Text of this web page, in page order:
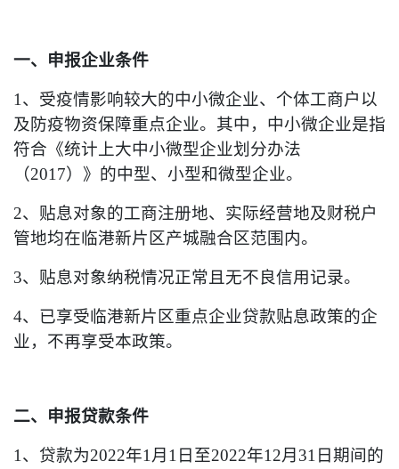
一、申报企业条件
1、受疫情影响较大的中小微企业、个体工商户以
及防疫物资保障重点企业。其中，中小微企业是指
符合《统计上大中小微型企业划分办法
（2017）》的中型、小型和微型企业。
2、贴息对象的工商注册地、实际经营地及财税户
管地均在临港新片区产城融合区范围内。
3、贴息对象纳税情况正常且无不良信用记录。
4、已享受临港新片区重点企业贷款贴息政策的企
业，不再享受本政策。
二、申报贷款条件
1、贷款为2022年1月1日至2022年12月31日期间的